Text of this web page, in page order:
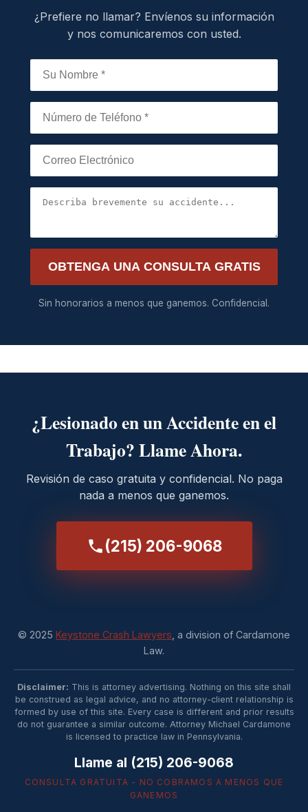
¿Prefiere no llamar? Envíenos su información
y nos comunicaremos con usted.
OBTENGA UNA CONSULTA GRATIS
Sin honorarios a menos que ganemos. Confidencial.
¿Lesionado en un Accidente en el
Trabajo? Llame Ahora.
Revisión de caso gratuita y confidencial. No paga
nada a menos que ganemos.
(215) 206-9068
© 2025 Keystone Crash Lawyers , a division of Cardamone
Law.
Disclaimer: This is attorney advertising. Nothing on this site shall
be construed as legal advice, and no attorney-client relationship is
formed by use of this site. Every case is different and prior results
do not guarantee a similar outcome. Attorney Michael Cardamone
is licensed to practice law in Pennsylvania.
Llame al (215) 206-9068
CONSULTA GRATUITA - NO COBRAMOS A MENOS QUE
GANEMOS